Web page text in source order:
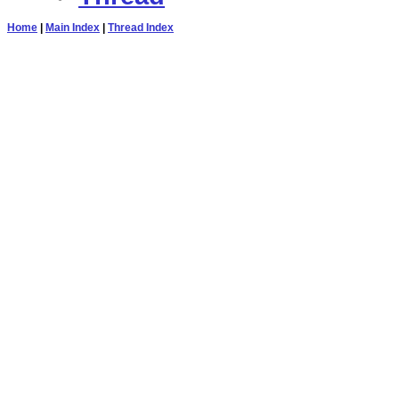
Home | Main Index | Thread Index